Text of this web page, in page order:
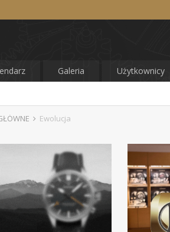
Galeria Użytkownicy
Ewolucja